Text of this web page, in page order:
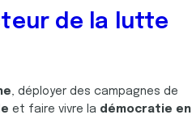
de la lutte
, déployer des campagnes de
et faire vivre la démocratie en